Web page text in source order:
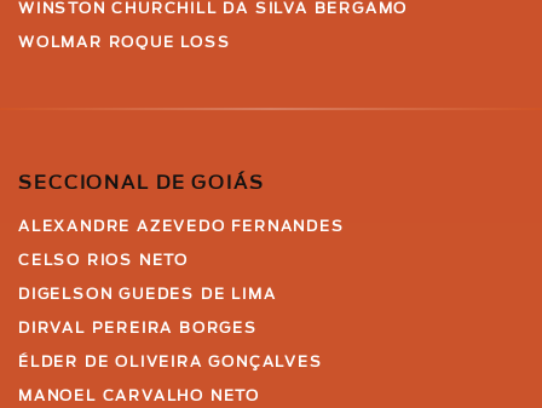
WINSTON CHURCHILL DA SILVA BERGAMO
WOLMAR ROQUE LOSS
SECCIONAL DE GOIÁS
ALEXANDRE AZEVEDO FERNANDES
CELSO RIOS NETO
DIGELSON GUEDES DE LIMA
DIRVAL PEREIRA BORGES
ÉLDER DE OLIVEIRA GONÇALVES
MANOEL CARVALHO NETO